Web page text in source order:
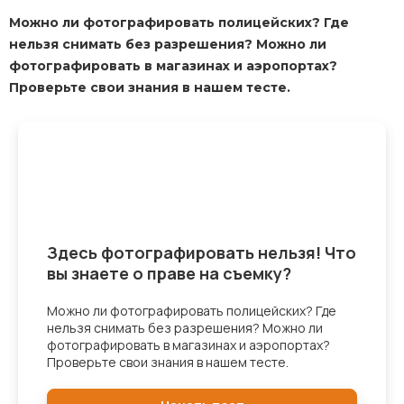
Можно ли фотографировать полицейских? Где
нельзя снимать без разрешения? Можно ли
фотографировать в магазинах и аэропортах?
Проверьте свои знания в нашем тесте.